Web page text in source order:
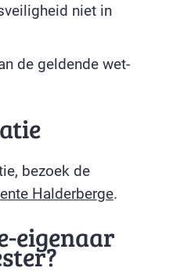
niet in
de geldende wet-
bezoek de
Halderberge.
eigenaar